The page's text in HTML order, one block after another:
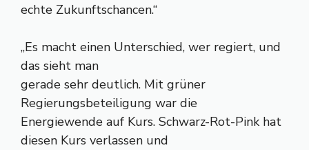
echte Zukunftschancen.“
„Es macht einen Unterschied, wer regiert, und
das sieht man
gerade sehr deutlich. Mit grüner
Regierungsbeteiligung war die
Energiewende auf Kurs. Schwarz-Rot-Pink hat
diesen Kurs verlassen und